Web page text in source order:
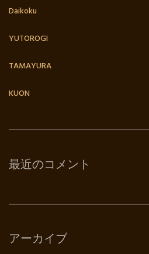
Daikoku
YUTOROGI
TAMAYURA
KUON
最近のコメント
アーカイブ